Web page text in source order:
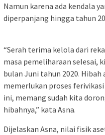
Namun karena ada kendala
diperpanjang hingga tahun
“Serah terima kelola dari
masa pemeliharaan selesai,
bulan Juni tahun 2020.
memerlukan proses
ini, memang sudah kita
hibahnya,” kata Asna.
Dijelaskan Asna, nilai fisik